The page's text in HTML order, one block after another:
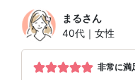
まるさん
40代｜女性
非常に満